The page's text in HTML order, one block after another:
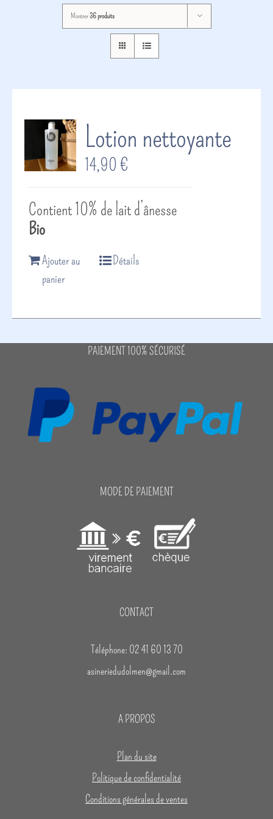
Montrer36 produits
Lotion nettoyante
14,90€
Contient 10% de lait d’ânesse
Bio
Ajouter au
panier
Détails
PAIEMENT 100% SÉCURISÉ
MODE DE PAIEMENT
CONTACT
Téléphone: 02 41 60 13 70
asineriedudolmen@gmail.com
A PROPOS
Plan du site
Politique de confidentialité
Conditions générales de ventes